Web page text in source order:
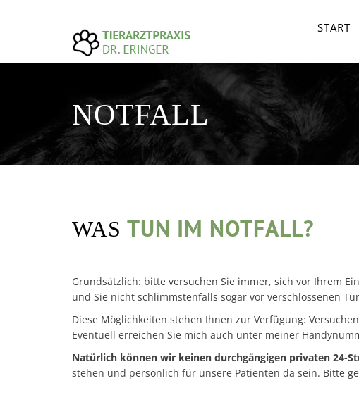
START
NOTFALL
WAS TUN IM NOTFALL?
Grundsätzlich: bitte versuchen Sie immer, sich vor Ihrem
und Sie nicht schlimmstenfalls sogar vor verschlossenen
Diese Möglichkeiten stehen Ihnen zur Verfügung:
Eventuell erreichen Sie mich auch unter meiner
Natürlich können wir keinen durchgängigen privaten 24-
stehen und persönlich für unsere Patienten da sein. Bitte